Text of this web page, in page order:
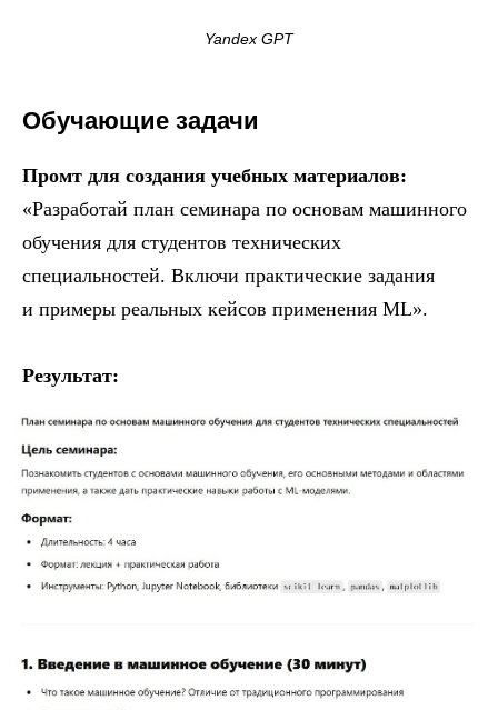
Yandex GPT
Обучающие задачи
Промт для создания учебных материалов:
«Разработай план семинара по основам машинного
обучения для студентов технических
специальностей. Включи практические задания
и примеры реальных кейсов применения ML».
Результат: